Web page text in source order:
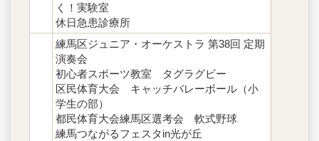
く！実験室
休日急患診療所
練馬区ジュニア・オーケストラ 第38回 定期
演奏会
初心者スポーツ教室 タグラグビー
区民体育大会 キャッチバレーボール（小
学生の部）
都民体育大会練馬区選考会 軟式野球
練馬つながるフェスタin光が丘